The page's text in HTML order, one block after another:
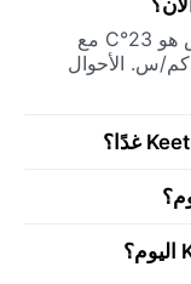
الآن في Keetmanshoop، ناميبيا، الطقس هو 23°C مع
مشمس. الرطوبة 12% وسرعة الرياح 10 كم/س. الأحوال